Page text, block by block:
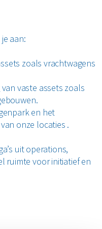
aan:
zoals vrachtwagens
vaste assets zoals
en het
onze locaties .
uit operations,
ruimte voor initiatief en